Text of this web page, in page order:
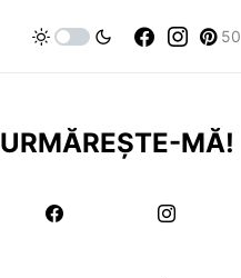
50
URMĂREȘTE-MĂ!